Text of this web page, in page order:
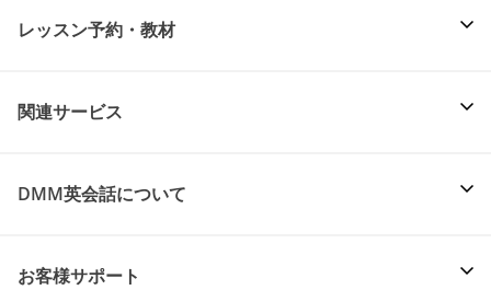
レッスン予約・教材
関連サービス
DMM英会話について
お客様サポート